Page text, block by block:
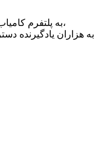
به پلتفرم کامیاب بپیوندید، تخصص خود را به اشتراک بگذارید،
به هزاران یادگیرنده